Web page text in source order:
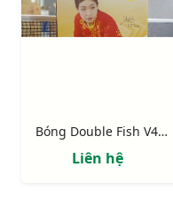
Bóng Double Fish V40+ 1 sao 100q/hộp
Liên hệ